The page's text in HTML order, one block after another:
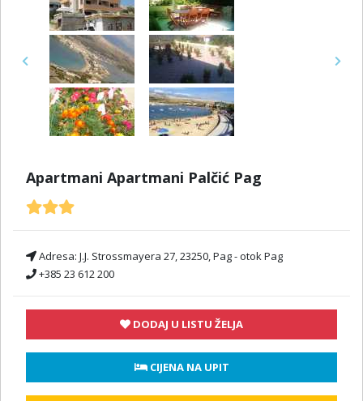
Previous Next
Apartmani Apartmani Palčić Pag
Adresa: J.J. Strossmayera 27, 23250, Pag - otok Pag
+385 23 612 200
DODAJ U LISTU ŽELJA
CIJENA NA UPIT